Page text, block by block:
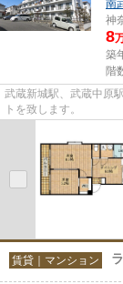
南
神
8
築
階
武蔵新城駅、武蔵中原
トを致します。
賃貸｜マンション